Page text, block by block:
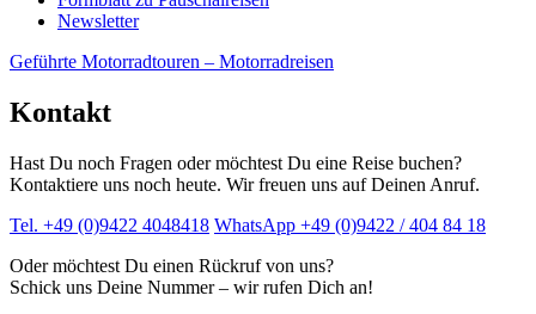
Newsletter
Skip
content
Geführte Motorradtouren – Motorradreisen
Kontakt
Hast Du noch Fragen oder möchtest Du eine Reise buchen?
Kontaktiere uns noch heute. Wir freuen uns auf Deinen Anruf.
Tel. +49 (0)9422 4048418 WhatsApp +49 (0)9422 / 404 84 18
Oder möchtest Du einen Rückruf von uns?
Schick uns Deine Nummer – wir rufen Dich an!